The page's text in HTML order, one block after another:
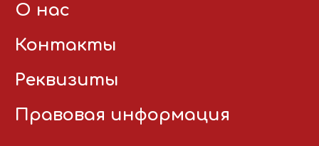
О нас
Контакты
Реквизиты
Правовая информация